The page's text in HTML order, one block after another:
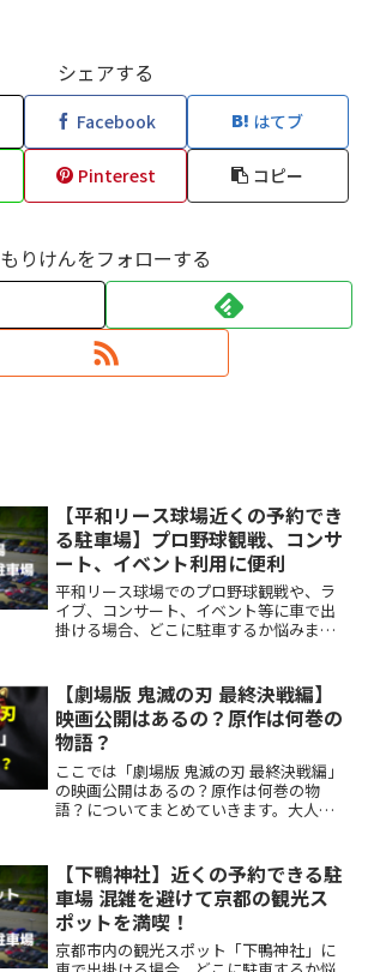
シェアする
Facebook はてブ
Pinterest コピー
もりけんをフォローする
【平和リース球場近くの予約でき
る駐車場】プロ野球観戦、コンサ
ート、イベント利用に便利
平和リース球場でのプロ野球観戦や、ラ
イブ、コンサート、イベント等に車で出
掛ける場合、どこに駐車するか悩みます
を探すのに時間をかけたくない自由に入
出庫がしたい帰りは渋滞をReadMore...
【劇場版 鬼滅の刃 最終決戦編】
映画公開はあるの？原作は何巻の
物語？
ここでは「劇場版 鬼滅の刃 最終決戦編」
の映画公開はあるの？原作は何巻の物
語？についてまとめていきます。大人気
辻無惨との最終決戦が映画館のスクリー
ンで観れるとなればなおReadMore...
【下鴨神社】近くの予約できる駐
車場 混雑を避けて京都の観光ス
ポットを満喫！
京都市内の観光スポット「下鴨神社」に